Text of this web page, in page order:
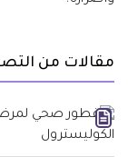
مقالات من